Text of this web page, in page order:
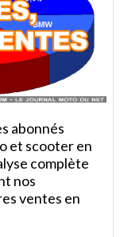
abonnés
et scooter en
complète
nos
ventes en